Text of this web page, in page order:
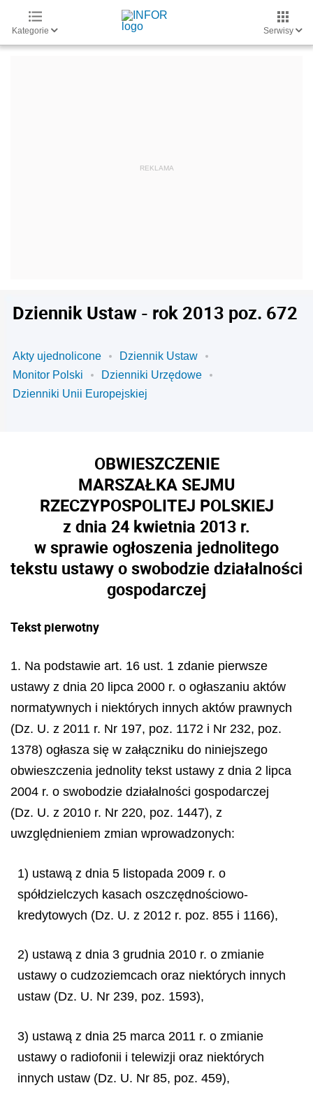
Kategorie Serwisy
Dziennik Ustaw - rok 2013 poz. 672
Akty ujednolicone
Dziennik Ustaw
Monitor Polski
Dzienniki Urzędowe
Dzienniki Unii Europejskiej
OBWIESZCZENIE
MARSZAŁKA SEJMU
RZECZYPOSPOLITEJ POLSKIEJ
z dnia 24 kwietnia 2013 r.
w sprawie ogłoszenia jednolitego
tekstu ustawy o swobodzie działalności
gospodarczej
Tekst pierwotny
1. Na podstawie art. 16 ust. 1 zdanie pierwsze
ustawy z dnia 20 lipca 2000 r. o ogłaszaniu aktów
normatywnych i niektórych innych aktów prawnych
(Dz. U. z 2011 r. Nr 197, poz. 1172 i Nr 232, poz.
1378) ogłasza się w załączniku do niniejszego
obwieszczenia jednolity tekst ustawy z dnia 2 lipca
2004 r. o swobodzie działalności gospodarczej
(Dz. U. z 2010 r. Nr 220, poz. 1447), z
uwzględnieniem zmian wprowadzonych:
1) ustawą z dnia 5 listopada 2009 r. o
spółdzielczych kasach oszczędnościowo-
kredytowych (Dz. U. z 2012 r. poz. 855 i 1166),
2) ustawą z dnia 3 grudnia 2010 r. o zmianie
ustawy o cudzoziemcach oraz niektórych innych
ustaw (Dz. U. Nr 239, poz. 1593),
3) ustawą z dnia 25 marca 2011 r. o zmianie
ustawy o radiofonii i telewizji oraz niektórych
innych ustaw (Dz. U. Nr 85, poz. 459),